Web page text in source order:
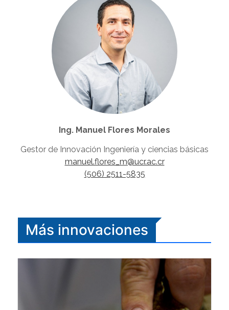
Ing. Manuel Flores Morales
Gestor de Innovación Ingeniería y ciencias básicas
manuel.flores_m@ucr.ac.cr
(506) 2511-5835
Más innovaciones